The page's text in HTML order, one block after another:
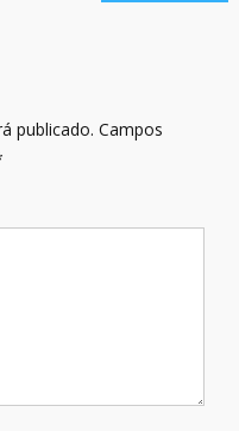
publicado. Campos